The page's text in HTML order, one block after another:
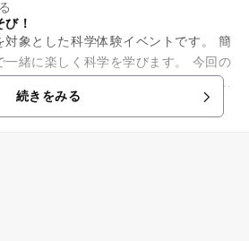
！
象とした科学体験イベントです。 簡
に楽しく科学を学びます。 今回の
う！」。 目に見えない空気の力で、
続きをみる